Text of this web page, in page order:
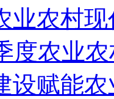
业农村
度农业
设赋能